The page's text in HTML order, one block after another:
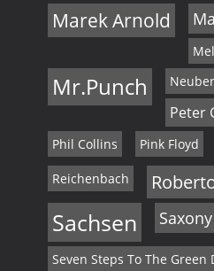
Marek Arnold
Mr.Punch
Peter
Phil Collins Pink Floyd
Reichenbach
Sachsen Saxony
Seven Steps To The Green